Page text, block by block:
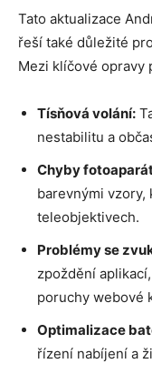
Tato aktualizace
řeší také důležité
Mezi klíčové opravy
Tísňová volání:
nestabilitu a
Chyby
barevnými
teleobjektivech.
Problémy se
zpoždění
poruchy webové
Optimalizace
řízení nabíjení a